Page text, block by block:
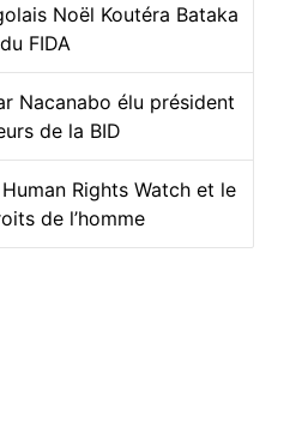
Noël Koutéra Bataka
FIDA
Nacanabo élu président
de la BID
Rights Watch et le
de l’homme